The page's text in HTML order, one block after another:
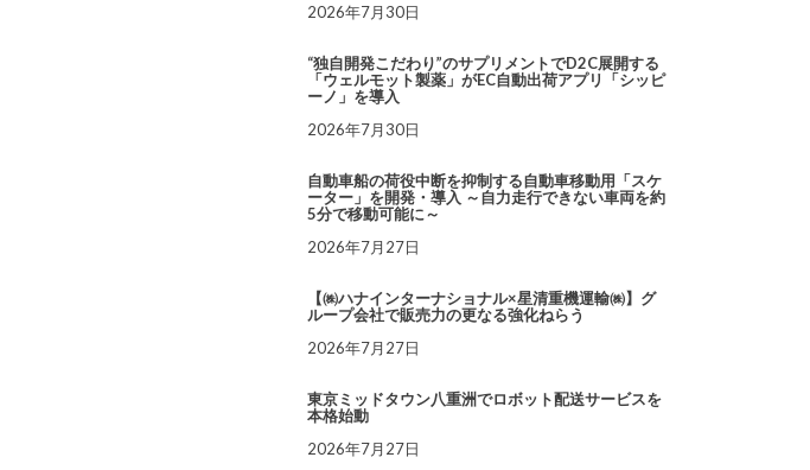
2026年7月30日
“独自開発こだわり”のサプリメントでD2C展開する
「ウェルモット製薬」がEC自動出荷アプリ「シッピ
ーノ」を導入
2026年7月30日
自動車船の荷役中断を抑制する自動車移動用「スケ
ーター」を開発・導入 ～自力走行できない車両を約
5分で移動可能に～
2026年7月27日
【㈱ハナインターナショナル×星清重機運輸㈱】グ
ループ会社で販売力の更なる強化ねらう
2026年7月27日
東京ミッドタウン八重洲でロボット配送サービスを
本格始動
2026年7月27日